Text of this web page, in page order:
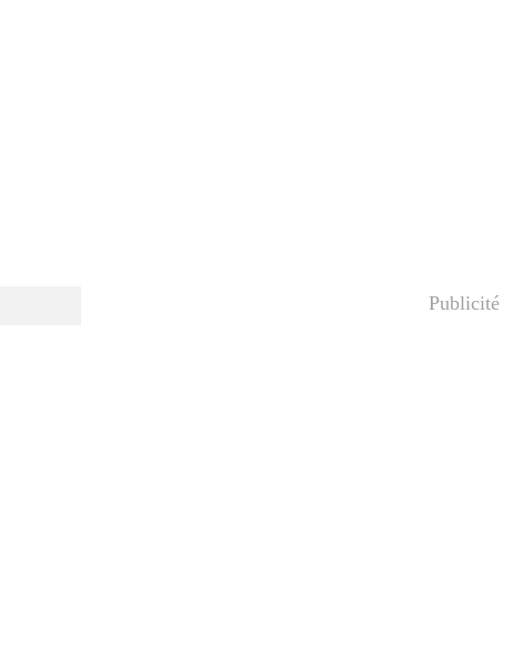
Publicité